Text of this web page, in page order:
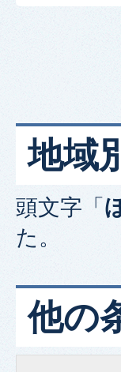
地域
頭文字「
た。
他の